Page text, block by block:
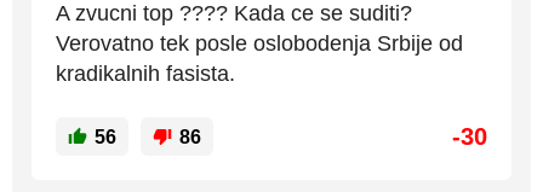
A zvucni top ???? Kada ce se suditi?
Verovatno tek posle oslobodenja Srbije od
kradikalnih fasista.
56 86 -30